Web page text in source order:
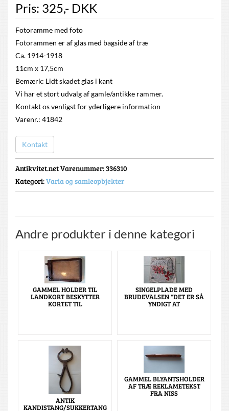
Pris: 325,- DKK
Fotoramme med foto
Fotorammen er af glas med bagside af træ
Ca. 1914-1918
11cm x 17,5cm
Bemærk: Lidt skadet glas i kant
Vi har et stort udvalg af gamle/antikke rammer.
Kontakt os venligst for yderligere information
Varenr.: 41842
Kontakt
Antikvitet.net Varenummer: 336310
Kategori:Varia og samleopbjekter
Andre produkter i denne kategori
GAMMEL HOLDER TIL
LANDKORT BESKYTTER
KORTET TIL
SINGELPLADE MED
BRUDEVALSEN "DET ER SÅ
YNDIGT AT
ANTIK
KANDISTANG/SUKKERTANG
GAMMEL BLYANTSHOLDER
AF TRÆ REKLAMETEKST
FRA NISS